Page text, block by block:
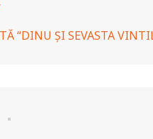
“DINU ȘI SEVASTA